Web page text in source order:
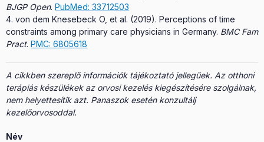
BJGP Open. PubMed: 33712503
von dem Knesebeck O, et al. (2019). Perceptions of time
constraints among primary care physicians in Germany. BMC Fam
Pract. PMC: 6805618
A cikkben szereplő információk tájékoztató jellegűek. Az otthoni
terápiás készülékek az orvosi kezelés kiegészítésére szolgálnak,
nem helyettesítik azt. Panaszok esetén konzultálj
kezelőorvosoddal.
Név